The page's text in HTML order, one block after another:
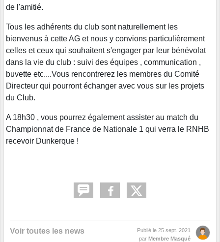
de l'amitié.
Tous les adhérents du club sont naturellement les
bienvenus à cette AG et nous y convions particulièrement
celles et ceux qui souhaitent s'engager par leur bénévolat
dans la vie du club : suivi des équipes , communication ,
buvette etc....Vous rencontrerez les membres du Comité
Directeur qui pourront échanger avec vous sur les projets
du Club.
A 18h30 , vous pourrez également assister au match du
Championnat de France de Nationale 1 qui verra le RNHB
recevoir Dunkerque !
Voir toutes les news Publié le 25 sept. 2021
par Membre Masqué